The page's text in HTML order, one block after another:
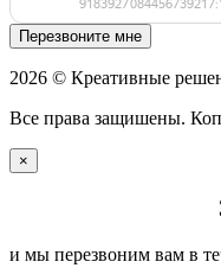
Перезвоните мне
2026 © Креативные
Все права защишены.
×
и мы перезвоним вам в